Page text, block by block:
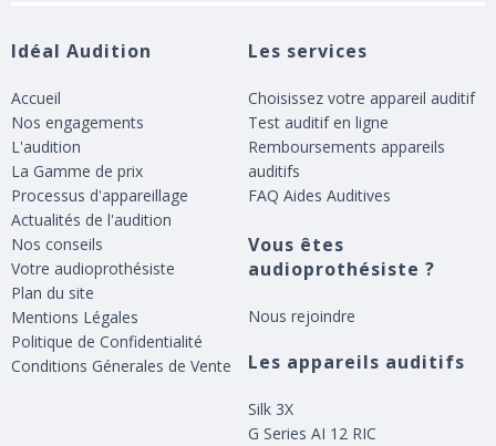
Idéal Audition
Accueil
Nos engagements
L'audition
La Gamme de prix
Processus d'appareillage
Actualités de l'audition
Nos conseils
Votre audioprothésiste
Plan du site
Mentions Légales
Politique de Confidentialité
Conditions Génerales de Vente
Les services
Choisissez votre appareil auditif
Test auditif en ligne
Remboursements appareils
auditifs
FAQ Aides Auditives
Vous êtes
audioprothésiste ?
Nous rejoindre
Les appareils auditifs
Silk 3X
G Series AI 12 RIC